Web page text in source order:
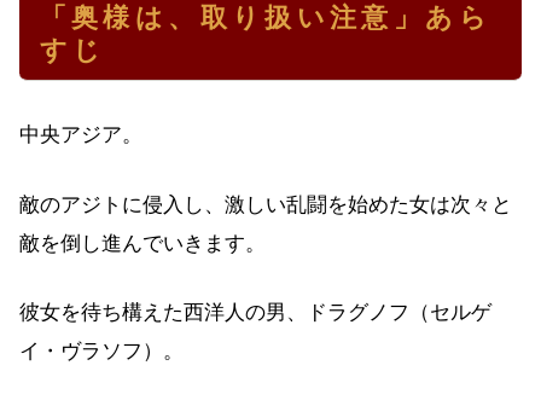
「奥様は、取り扱い注意」あら
すじ
中央アジア。
敵のアジトに侵入し、激しい乱闘を始めた女は次々と
敵を倒し進んでいきます。
彼女を待ち構えた西洋人の男、ドラグノフ（セルゲ
イ・ヴラソフ）。